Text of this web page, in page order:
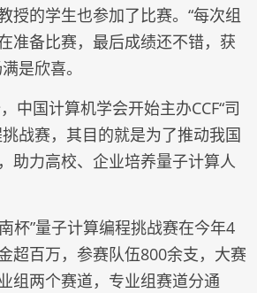
授的学生也参加了比赛。“每次组
准备比赛，最后成绩还不错，获
是欣喜。
中国计算机学会开始主办CCF“司
战赛，其目的就是为了推动我国
助力高校、企业培养量子计算人
杯”量子计算编程挑战赛在今年4
超百万，参赛队伍800余支，大赛
组两个赛道，专业组赛道分通